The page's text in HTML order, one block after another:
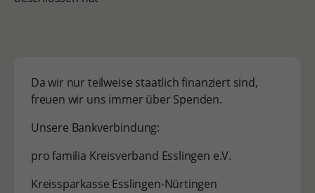
Da wir nur teilweise staatlich finanziert sind,
freuen wir uns immer über Spenden.
Unsere Bankverbindung:
pro familia Kreisverband Esslingen e.V.
Kreissparkasse Esslingen-Nürtingen